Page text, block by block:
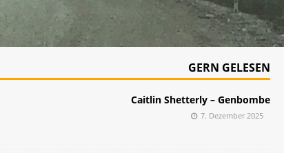
GERN GELESEN
Caitlin Shetterly – Genbombe
7. Dezember 2025